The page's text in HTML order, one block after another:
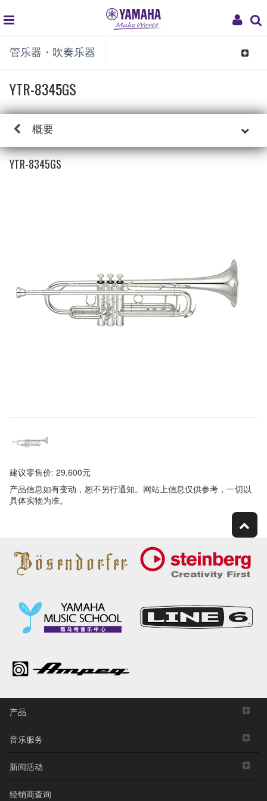
My
global
navigation
管乐器・吹奏乐器
Toggle
YTR-8345GS
概要
YTR-8345GS
建议零售价: 29,600元
产品信息如有变动，恕不另行通知。网站上信息仅供参考，一切以
具体实物为准。
产品
音乐服务
新闻活动
经销商查询